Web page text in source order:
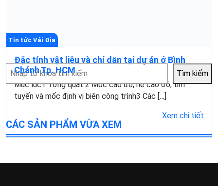
Tin tức Vải Địa
Đặc tính vật liêu và chỉ dẫn tại dự án ở Bình
Chánh Tp. HCM
Mục lục1 Tổng quát 2 Móc cao độ, hệ cao độ, tim
tuyến và mốc định vị biên công trình3 Các […]
Xem chi tiết
Tìm
kiếm
Tìm kiếm
CÁC SẢN PHẨM VỪA XEM